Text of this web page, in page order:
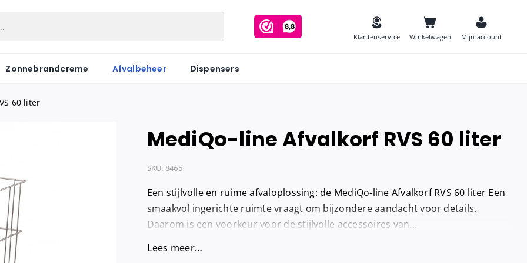
Klantenservice Winkelwagen Mijn account
Hygiënezakjes
Tampons
Hygiënebak
Hygiënebak navulling
Urinoirmatten
Toiletborstels
Industriepapier
Onderzoeksbankrollen
Keukenrol
Servetten
Tissues
Zonnebrandcreme Afvalbeheer Dispensers
60 liter
MediQo-line Afvalkorf RVS 60 liter
SKU: 8465
Een stijlvolle en ruime afvaloplossing: de MediQo-line Afvalkorf RVS 60 liter Een
smaakvol ingerichte ruimte vraagt om bijzondere aandacht voor details.
Daarom is een voorkeur voor de stijlvolle accessoires van...
Lees meer…